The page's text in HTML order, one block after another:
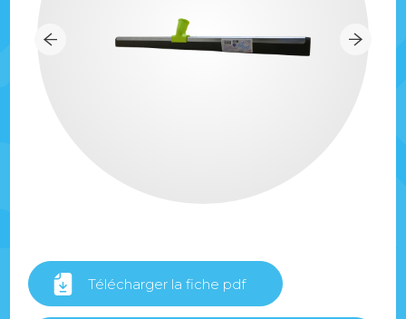
Télécharger la fiche pdf